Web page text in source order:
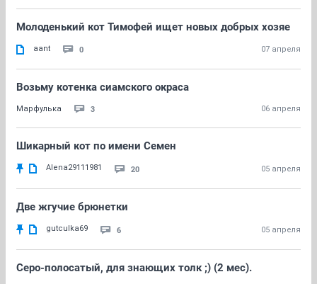
Молоденький кот Тимофей ищет новых добрых хозяе
aant 0 07 апреля
Возьму котенка сиамского окраса
Марфулька 3 06 апреля
Шикарный кот по имени Семен
Alena29111981 20 05 апреля
Две жгучие брюнетки
gutculka69 6 05 апреля
Серо-полосатый, для знающих толк ;) (2 мес).